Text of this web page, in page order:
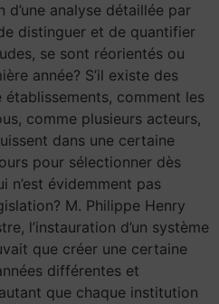
analyse détaillée par
distinguer et de quantifier
se sont réorientés ou
année? S’il existe des
comment les
comme plusieurs acteurs,
dans une certaine
pour sélectionner dès
n’est évidemment pas
M. Philippe Henry
l’instauration d’un système
que créer une certaine
différentes et
que chaque institution